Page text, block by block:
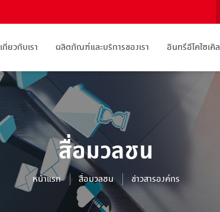
เกี่ยวกับเรา ผลิตภัณฑ์และบริการของเรา อินทรีอีโคไซเคิล
สื่อมวลชน
หน้าแรก สื่อมวลชน ข่าวสารองค์กร